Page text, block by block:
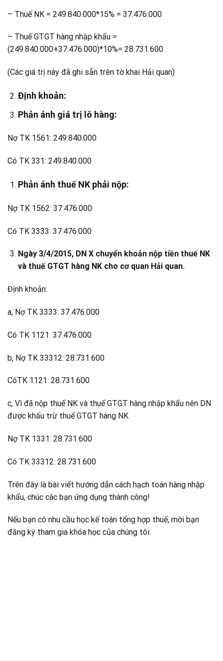
– Thuế NK = 249.840.000*15% = 37.476.000
– Thuế GTGT hàng nhập khẩu =
(249.840.000+37.476.000)*10%= 28.731.600
(Các giá trị này đã ghi sẵn trên tờ khai Hải quan)
Định khoản:
Phản ánh giá trị lô hàng:
Nợ TK 1561: 249.840.000
Có TK 331: 249.840.000
Phản ánh thuế NK phải nộp:
Nợ TK 1562: 37.476.000
Có TK 3333: 37.476.000
Ngày 3/4/2015, DN X chuyển khoản nộp tiền thuế NK
và thuế GTGT hàng NK cho cơ quan Hải quan.
Định khoản:
a, Nợ TK 3333: 37.476.000
Có TK 1121: 37.476.000
b, Nợ TK 33312: 28.731.600
CóTK 1121: 28.731.600
c, Vì đã nộp thuế NK và thuế GTGT hàng nhập khẩu nên DN
được khấu trừ thuế GTGT hàng NK
Nợ TK 1331: 28.731.600
Có TK 33312: 28.731.600
Trên đây là bài viết hướng dẫn cách hạch toán hàng nhập
khẩu, chúc các bạn ứng dụng thành công!
Nếu bạn có nhu cầu học kế toán tổng hợp thuế, mời bạn
đăng ký tham gia khóa học của chúng tôi: